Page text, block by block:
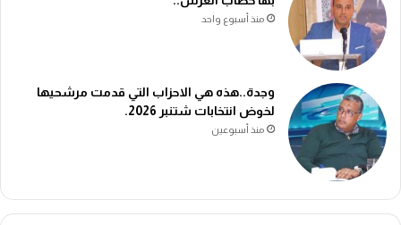
منذ أسبوع واحد
وجدة..هذه هي الاحزاب التي قدمت مرشحيها
لخوض انتخابات شتنبر 2026.
منذ أسبوعين